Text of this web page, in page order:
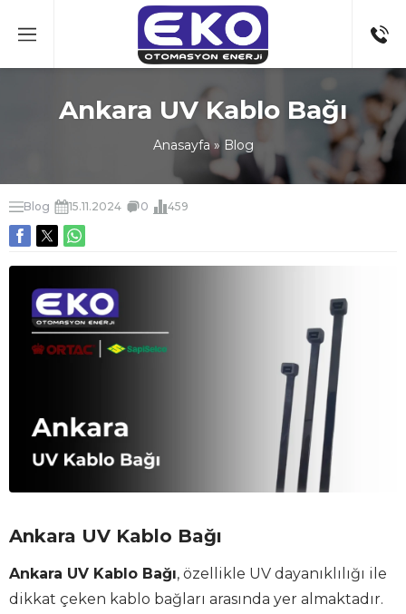
Ankara UV Kablo Bağı
Anasayfa» Blog
Blog 15.11.2024 0 459
Ankara UV Kablo Bağı
Ankara UV Kablo Bağı, özellikle UV dayanıklılığı ile
dikkat çeken kablo bağları arasında yer almaktadır.